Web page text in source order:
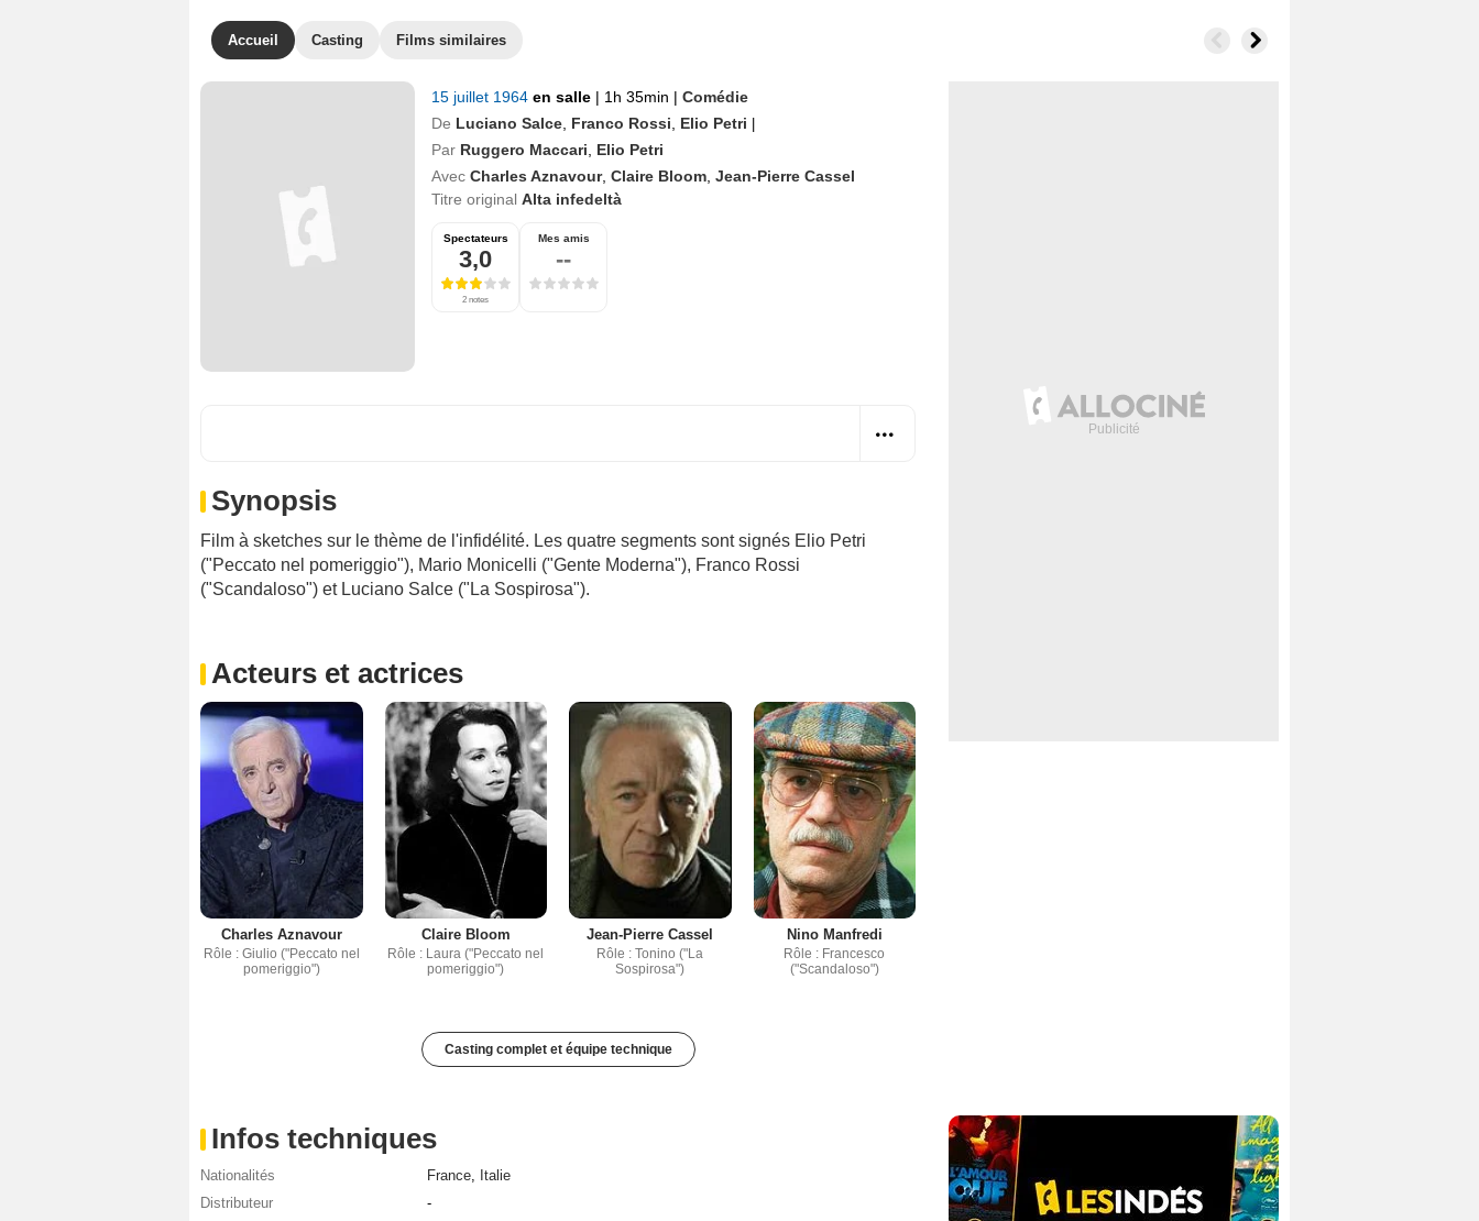
Accueil Casting Films similaires
15 juillet 1964 en salle | 1h 35min | Comédie
De Luciano Salce Franco Rossi Elio Petri
Par Ruggero Maccari
Elio Petri
Avec Charles Aznavour, Claire Bloom Jean-Pierre Cassel
Titre original Alta infedeltà
Spectateurs
3,0
2 notes
Mes amis
--
Synopsis
Film à sketches sur le thème de l'infidélité. Les quatre segments sont signés Elio Petri
("Peccato nel pomeriggio"), Mario Monicelli ("Gente Moderna"), Franco Rossi
("Scandaloso") et Luciano Salce ("La Sospirosa").
Acteurs et actrices
Charles Aznavour
Rôle : Giulio ("Peccato nel
pomeriggio")
Claire Bloom
Rôle : Laura ("Peccato nel
pomeriggio")
Jean-Pierre Cassel
Rôle : Tonino ("La
Sospirosa")
Nino Manfredi
Rôle : Francesco
("Scandaloso")
Casting complet et équipe technique
Infos techniques
Nationalités France, Italie
Distributeur
-